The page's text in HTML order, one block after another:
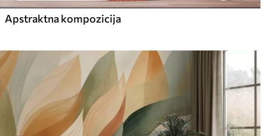
Apstraktna kompozicija